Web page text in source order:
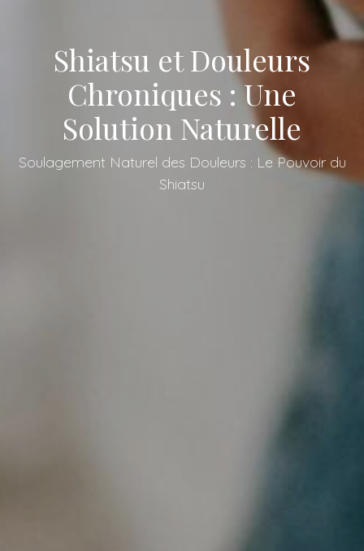
Shiatsu et Douleurs
Chroniques : Une
Solution Naturelle
Soulagement Naturel des Douleurs : Le Pouvoir du
Shiatsu